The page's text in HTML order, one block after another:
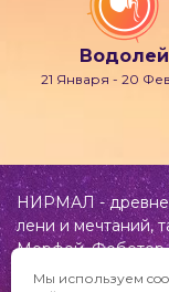
Водолей
21 Января - 20
НИРМАЛ -
лени и мечтаний,
Морфей, Фобетор,
др.Мы используем